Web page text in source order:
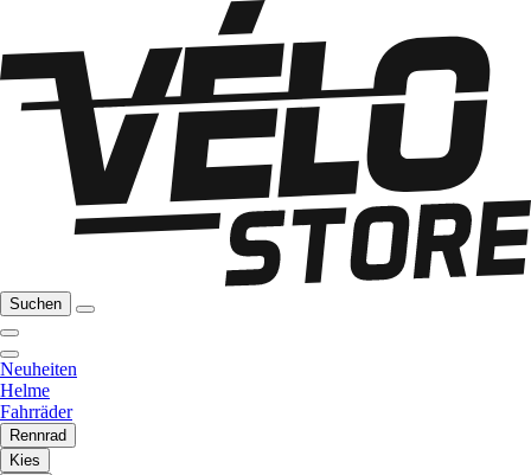
Suchen
Neuheiten
Helme
Fahrräder
Rennrad
Kies